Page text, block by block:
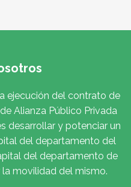
ejecución del contrato de
Alianza Público Privada
desarrollar y potenciar un
del departamento del
del departamento de
la movilidad del mismo.